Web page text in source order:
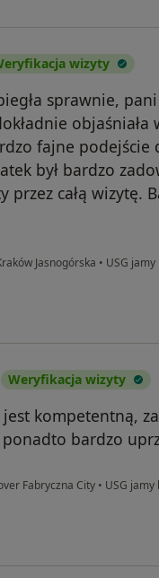
wizyty
sprawnie,
objaśniała
fajne podejście
był bardzo
przez całą wizytę.
Jasnogórska • USG
Iwona
Weryfikacja wizyty
kompetentną,
ponadto bardzo
Fabryczna City • USG
Karolina